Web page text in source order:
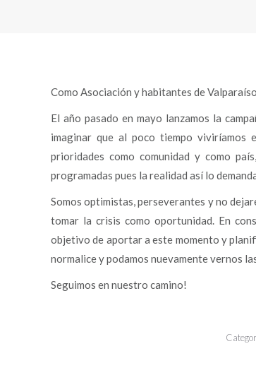
Como Asociación y habitantes de
El año pasado en mayo lanzamos la
imaginar que al poco tiempo viviríamos
prioridades como comunidad y como
programadas pues la realidad así lo
Somos optimistas, perseverantes y no
tomar la crisis como oportunidad. En
objetivo de aportar a este momento y
normalice y podamos nuevamente vernos
Seguimos en nuestro camino!